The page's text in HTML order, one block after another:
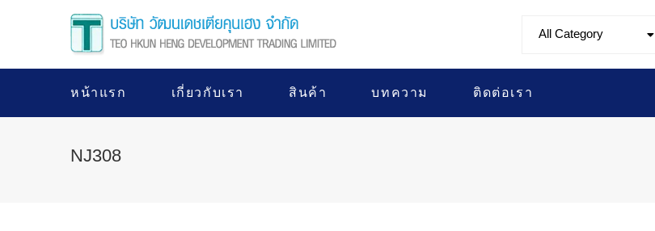
All Category
หน้าแรก เกี่ยวกับเรา สินค้า บทความ ติดต่อเรา
NJ308